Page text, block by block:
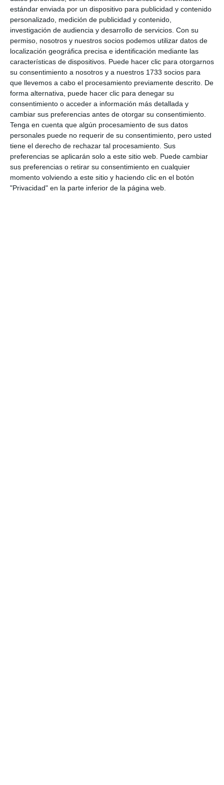
estándar enviada por un dispositivo para publicidad y contenido
personalizado, medición de publicidad y contenido,
investigación de audiencia y desarrollo de servicios. Con su
permiso, nosotros y nuestros socios podemos utilizar datos de
localización geográfica precisa e identificación mediante las
características de dispositivos. Puede hacer clic para otorgarnos
su consentimiento a nosotros y a nuestros 1733 socios para
que llevemos a cabo el procesamiento previamente descrito. De
forma alternativa, puede hacer clic para denegar su
consentimiento o acceder a información más detallada y
cambiar sus preferencias antes de otorgar su consentimiento.
Tenga en cuenta que algún procesamiento de sus datos
personales puede no requerir de su consentimiento, pero usted
tiene el derecho de rechazar tal procesamiento. Sus
preferencias se aplicarán solo a este sitio web. Puede cambiar
sus preferencias o retirar su consentimiento en cualquier
momento volviendo a este sitio y haciendo clic en el botón
"Privacidad" en la parte inferior de la página web.
planificación y control de los servicios municipales.
“La Escoba de Platino acredita el trabajo que se
viene realizando para optimizar recursos, mejorar la
planificación y ofrecer unos servicios públicos cada
vez más eficientes”, ha concluido.
Desde el área de Limpieza se ha reiterado que los
trabajos de desbroce continuarán desarrollándose
conforme a la programación prevista,
manteniendo, destacan, “el compromiso municipal
con la seguridad, el mantenimiento y la correcta
conservación de los espacios públicos del
municipio”.